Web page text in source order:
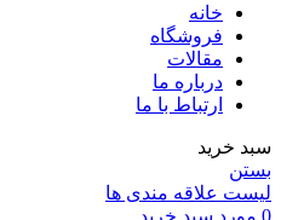
خانه
فروشگاه
مقالات
درباره ما
ارتباط با ما
سبد خرید
بستن
لیست علاقه مندی ها
0 مورد سبد خرید